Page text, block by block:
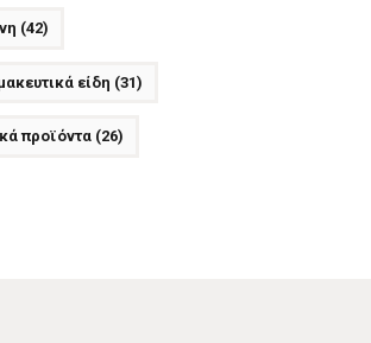
(42)
είδη (31)
προϊόντα(26)